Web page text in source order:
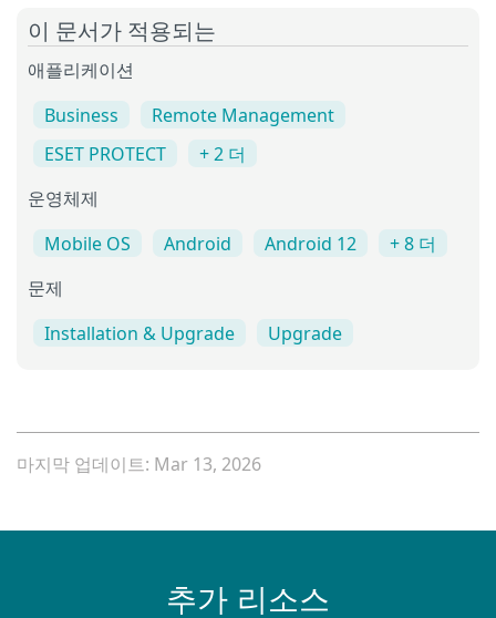
이 문서가 적용되는
애플리케이션
Business
Remote Management
ESET PROTECT
+ 2 더
운영체제
Mobile OS Android Android 12 + 8 더
문제
Installation & Upgrade Upgrade
마지막 업데이트: Mar 13, 2026
추가 리소스